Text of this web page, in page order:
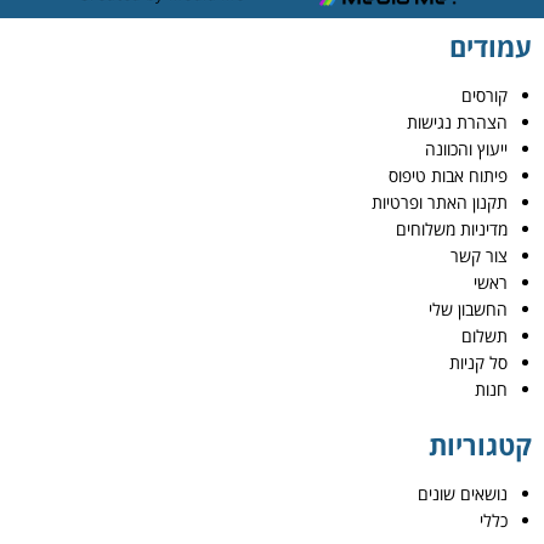
עמודים
קורסים
הצהרת נגישות
ייעוץ והכוונה
פיתוח אבות טיפוס
תקנון האתר ופרטיות
מדיניות משלוחים
צור קשר
ראשי
החשבון שלי
תשלום
סל קניות
חנות
קטגוריות
נושאים שונים
כללי